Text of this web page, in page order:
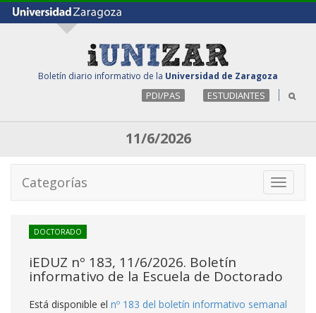
Boletín diario informativo de la Universidad de Zaragoza
PDI/PAS ESTUDIANTES
11/6/2026
Toggle
Categorías
DOCTORADO
iEDUZ nº 183, 11/6/2026. Boletín
informativo de la Escuela de Doctorado
Está disponible el nº 183 del boletín informativo semanal